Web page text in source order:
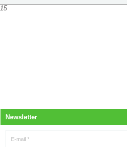
15
Newsletter
E-mail *